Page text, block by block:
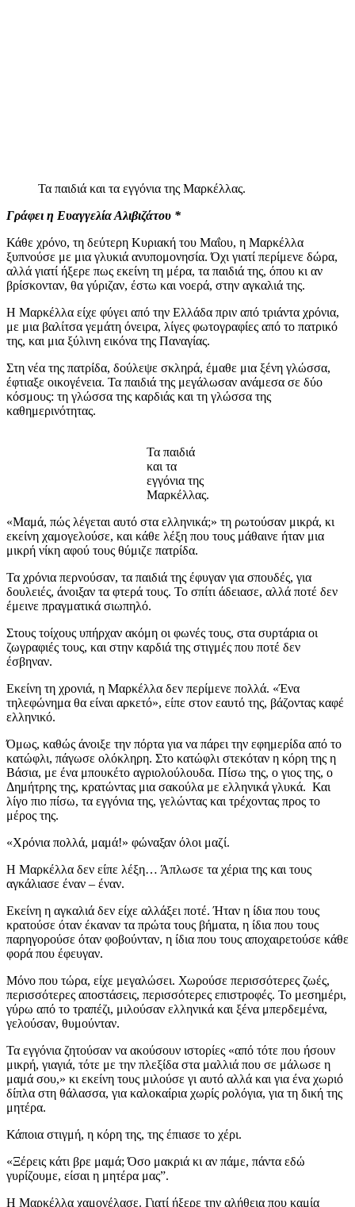
Τα παιδιά και τα εγγόνια της Μαρκέλλας.
Γράφει η Ευαγγελία Αλιβιζάτου *
Κάθε χρόνο, τη δεύτερη Κυριακή του Μαΐου, η Μαρκέλλα
ξυπνούσε με μια γλυκιά ανυπομονησία. Όχι γιατί περίμενε δώρα,
αλλά γιατί ήξερε πως εκείνη τη μέρα, τα παιδιά της, όπου κι αν
βρίσκονταν, θα γύριζαν, έστω και νοερά, στην αγκαλιά της.
Η Μαρκέλλα είχε φύγει από την Ελλάδα πριν από τριάντα χρόνια,
με μια βαλίτσα γεμάτη όνειρα, λίγες φωτογραφίες από το πατρικό
της, και μια ξύλινη εικόνα της Παναγίας.
Στη νέα της πατρίδα, δούλεψε σκληρά, έμαθε μια ξένη γλώσσα,
έφτιαξε οικογένεια. Τα παιδιά της μεγάλωσαν ανάμεσα σε δύο
κόσμους: τη γλώσσα της καρδιάς και τη γλώσσα της
καθημερινότητας.
Τα παιδιά
και τα
εγγόνια της
Μαρκέλλας.
«Μαμά, πώς λέγεται αυτό στα ελληνικά;» τη ρωτούσαν μικρά, κι
εκείνη χαμογελούσε, και κάθε λέξη που τους μάθαινε ήταν μια
μικρή νίκη αφού τους θύμιζε πατρίδα.
Τα χρόνια περνούσαν, τα παιδιά της έφυγαν για σπουδές, για
δουλειές, άνοιξαν τα φτερά τους. Το σπίτι άδειασε, αλλά ποτέ δεν
έμεινε πραγματικά σιωπηλό.
Στους τοίχους υπήρχαν ακόμη οι φωνές τους, στα συρτάρια οι
ζωγραφιές τους, και στην καρδιά της στιγμές που ποτέ δεν
έσβηναν.
Εκείνη τη χρονιά, η Μαρκέλλα δεν περίμενε πολλά. «Ένα
τηλεφώνημα θα είναι αρκετό», είπε στον εαυτό της, βάζοντας καφέ
ελληνικό.
Όμως, καθώς άνοιξε την πόρτα για να πάρει την εφημερίδα από το
κατώφλι, πάγωσε ολόκληρη. Στο κατώφλι στεκόταν η κόρη της η
Βάσια, με ένα μπουκέτο αγριολούλουδα. Πίσω της, ο γιος της, ο
Δημήτρης της, κρατώντας μια σακούλα με ελληνικά γλυκά. Και
λίγο πιο πίσω, τα εγγόνια της, γελώντας και τρέχοντας προς το
μέρος της.
«Χρόνια πολλά, μαμά!» φώναξαν όλοι μαζί.
Η Μαρκέλλα δεν είπε λέξη… Άπλωσε τα χέρια της και τους
αγκάλιασε έναν – έναν.
Εκείνη η αγκαλιά δεν είχε αλλάξει ποτέ. Ήταν η ίδια που τους
κρατούσε όταν έκαναν τα πρώτα τους βήματα, η ίδια που τους
παρηγορούσε όταν φοβούνταν, η ίδια που τους αποχαιρετούσε κάθε
φορά που έφευγαν.
Μόνο που τώρα, είχε μεγαλώσει. Χωρούσε περισσότερες ζωές,
περισσότερες αποστάσεις, περισσότερες επιστροφές. Το μεσημέρι,
γύρω από το τραπέζι, μιλούσαν ελληνικά και ξένα μπερδεμένα,
γελούσαν, θυμούνταν.
Τα εγγόνια ζητούσαν να ακούσουν ιστορίες «από τότε που ήσουν
μικρή, γιαγιά, τότε με την πλεξίδα στα μαλλιά που σε μάλωσε η
μαμά σου,» κι εκείνη τους μιλούσε γι αυτό αλλά και για ένα χωριό
δίπλα στη θάλασσα, για καλοκαίρια χωρίς ρολόγια, για τη δική της
μητέρα.
Κάποια στιγμή, η κόρη της, της έπιασε το χέρι.
«Ξέρεις κάτι βρε μαμά; Όσο μακριά κι αν πάμε, πάντα εδώ
γυρίζουμε, είσαι η μητέρα μας”.
Η Μαρκέλλα χαμογέλασε. Γιατί ήξερε την αλήθεια που καμία